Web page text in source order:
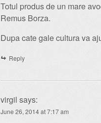
Totul produs de un mare
Remus Borza.
Dupa cate gale cultura va
Reply
virgil says:
June 26, 2014 at 7:17 am